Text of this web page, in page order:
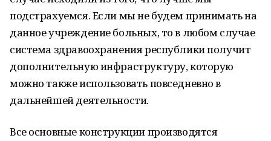
подстрахуемся. Если мы не будем принимать на
данное учреждение больных, то в любом случае
система здравоохранения республики получит
дополнительную инфраструктуру, которую
можно также использовать повседневно в
дальнейшей деятельности.
Все основные конструкции производятся